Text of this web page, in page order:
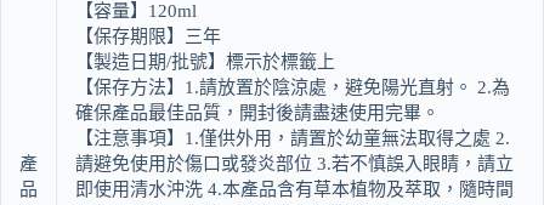
產
品
【容量】120ml
【保存期限】三年
【製造日期/批號】標示於標籤上
【保存方法】1.請放置於陰涼處，避免陽光直射。 2.為
確保產品最佳品質，開封後請盡速使用完畢。
【注意事項】1.僅供外用，請置於幼童無法取得之處 2.
請避免使用於傷口或發炎部位 3.若不慎誤入眼睛，請立
即使用清水沖洗 4.本產品含有草本植物及萃取，隨時間